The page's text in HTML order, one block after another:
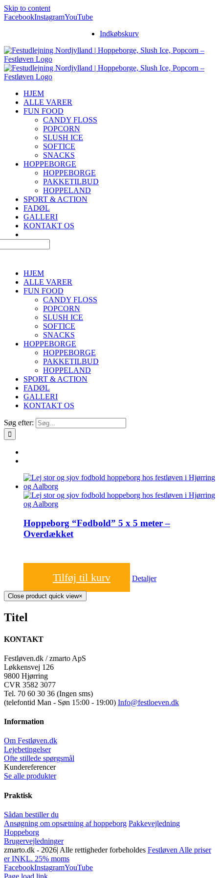
Skip to content
FacebookInstagramYouTube
Indkøbskurv
HJEM
ALLE VARER
FUN FOOD
CANDY FLOSS
POPCORN
SLUSH ICE
SOFTICE
SNACKS
HOPPEBORGE
HOPPEBORGE
PAKKETILBUD
HOPPELAND
SPORT & ACTION
FADØL
GALLERI
KONTAKT OS
HJEM
ALLE VARER
FUN FOOD
CANDY FLOSS
POPCORN
SLUSH ICE
SOFTICE
SNACKS
HOPPEBORGE
HOPPEBORGE
PAKKETILBUD
HOPPELAND
SPORT & ACTION
FADØL
GALLERI
KONTAKT OS
Søg efter:
Hoppeborg “Fodbold” 5 x 5 meter –
Overdækket
Tilføj til kurv Detaljer
Close product quick view×
Titel
KONTAKT
Festløven.dk / zmarto ApS
Løkkensvej 126
9800 Hjørring
CVR 3582 3077
Tel. 70 60 30 36 (Ingen sms)
(telefontid Man - Søn 15:00 - 19:00) Info@festloeven.dk
Information
Om Festløven.dk
Lejebetingelser
Ofte stillede spørgsmål
Kundereferencer
Se alle produkter
Praktisk
Sådan bestiller du
Ansøgning om opsætning af hoppeborg Pakkevejledning
Hoppeborg
Brugervejledninger
zmarto.dk - 2026| Alle rettigheder forbeholdes Festløven Alle priser
er INKL. 25% moms
FacebookInstagramYouTube
Page load link